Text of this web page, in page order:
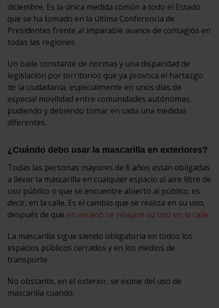
diciembre. Es la única medida común a todo el Estado
que se ha tomado en la última Conferencia de
Presidentes frente al imparable avance de contagios en
todas las regiones.
Un baile constante de normas y una disparidad de
legislación por territorios que ya provoca el hartazgo
de la ciudadanía, especialmente en unos días de
especial movilidad entre comunidades autónomas,
pudiendo y debiendo tomar en cada una medidas
diferentes.
¿Cuándo debo usar la mascarilla en exteriores?
Todas las personas mayores de 6 años están obligadas
a llevar la mascarilla en cualquier espacio al aire libre de
uso público o que se encuentre abierto al público; es
decir, en la calle. Es el cambio que se realiza en su uso,
después de que en verano se relajase su uso en la calle.
La mascarilla sigue siendo obligatoria en todos los
espacios públicos cerrados y en los medios de
transporte.
No obstante, en el exterior, se exime del uso de
mascarilla cuando: